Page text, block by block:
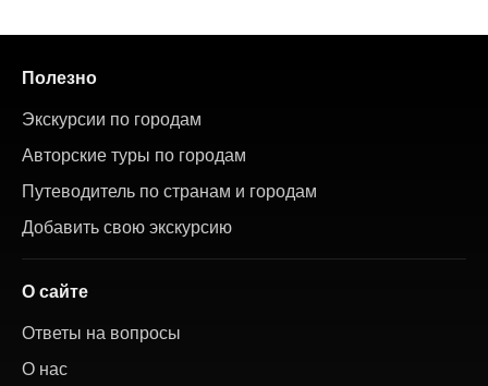
Полезно
Экскурсии по городам
Авторские туры по городам
Путеводитель по странам и городам
Добавить свою экскурсию
О сайте
Ответы на вопросы
О нас